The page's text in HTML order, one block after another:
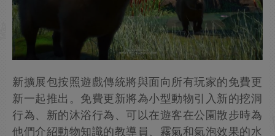
新擴展包按照遊戲傳統將與面向所有玩家的免費更
新一起推出。免費更新將為小型動物引入新的挖洞
行為、新的沐浴行為、可以在遊客在公園散步時為
他們介紹動物知識的教導員、霧氣和氣泡效果的水